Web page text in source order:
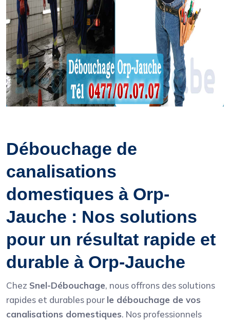
Débouchage de
canalisations
domestiques à Orp-
Jauche : Nos solutions
pour un résultat rapide et
durable à Orp-Jauche
Chez Snel-Débouchage, nous offrons des solutions
rapides et durables pour le débouchage de vos
canalisations domestiques. Nos professionnels